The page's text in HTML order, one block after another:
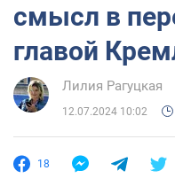
смысл в
главой
Лилия Рагуцкая
12.07.2024 10:02
18